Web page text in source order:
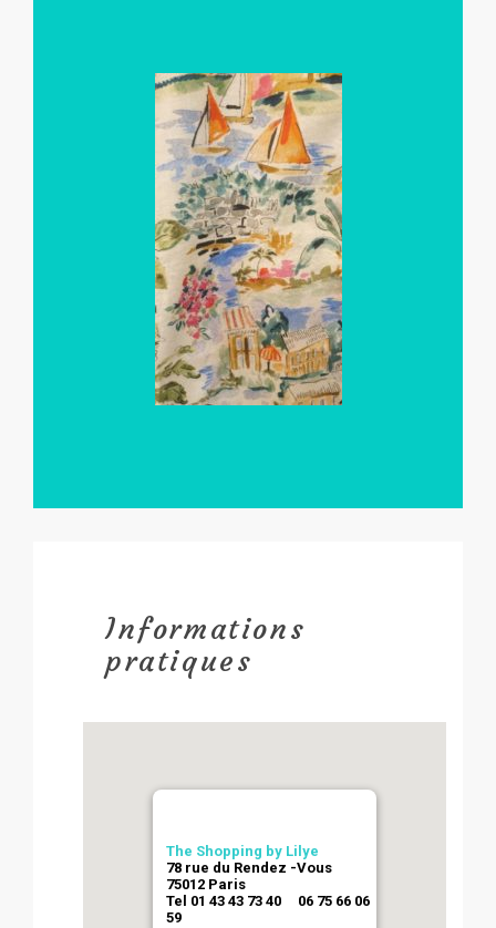
Informations
pratiques
The Shopping by Lilye
78 rue du Rendez -Vous
75012 Paris
Tel 01 43 43 73 40 06 75 66 06
59